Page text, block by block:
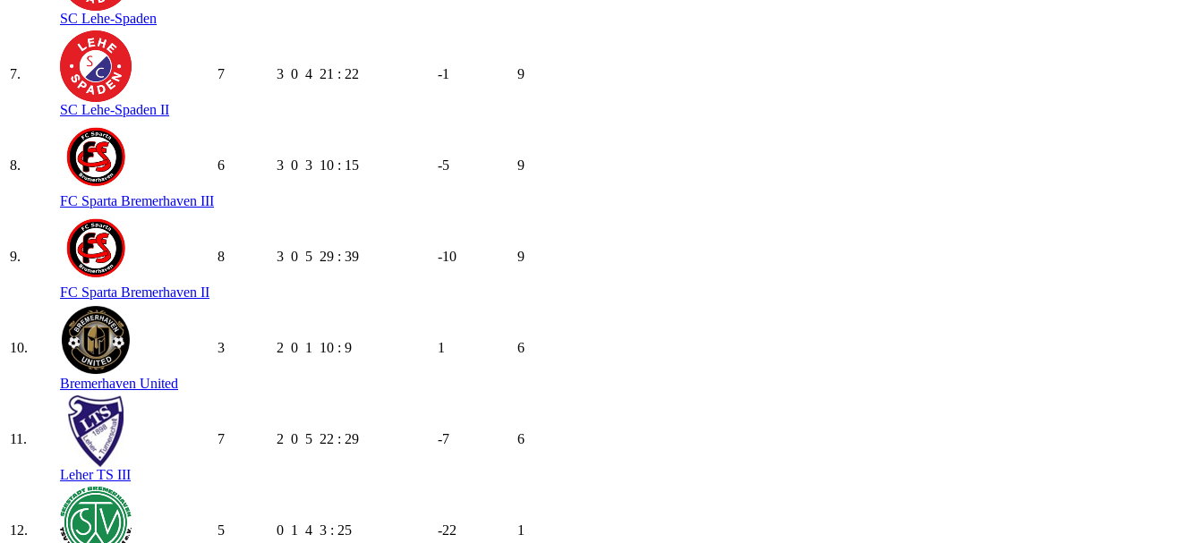
SC Lehe-Spaden
7.
SC Lehe-Spaden II
7 3 0 4 21 : 22 -1 9
8.
FC Sparta Bremerhaven III
6 3 0 3 10 : 15 -5 9
9.
FC Sparta Bremerhaven II
8 3 0 5 29 : 39 -10 9
10.
Bremerhaven United
3 2 0 1 10 : 9 1 6
11.
Leher TS III
7 2 0 5 22 : 29 -7 6
12. 5 0 1 4 3 : 25 -22 1